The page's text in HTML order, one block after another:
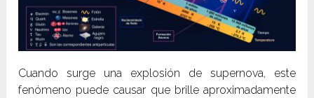
Cuando surge una explosión de supernova, este
fenómeno puede causar que brille aproximadamente